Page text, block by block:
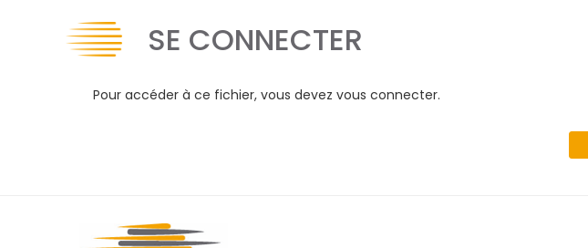
SE CONNECTER
Pour accéder à ce fichier, vous devez vous connecter.